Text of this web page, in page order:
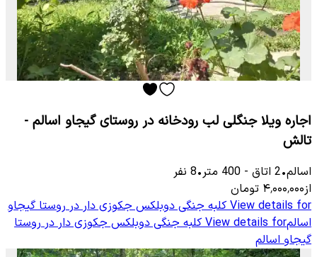
اجاره ویلا جنگلی لب رودخانه در روستای گیجاو اسالم -
تالش
اسالم•
2 اتاق -
400 متر•
8 نفر
از۴٬۰۰۰٬۰۰۰ تومان
View details for کلبه جنگی دوبلکس جکوزی دار در روستا گیجاو
اسالمView details for کلبه جنگی دوبلکس جکوزی دار در روستا
گیجاو اسالم